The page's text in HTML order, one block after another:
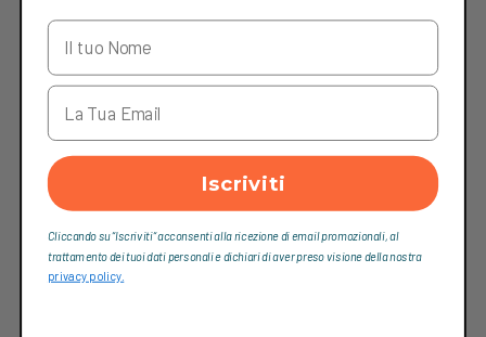
Iscriviti
Cliccando su “Iscriviti“ acconsenti alla ricezione di email promozionali, al
trattamento dei tuoi dati personali e dichiari di aver preso visione della nostra
privacy policy.